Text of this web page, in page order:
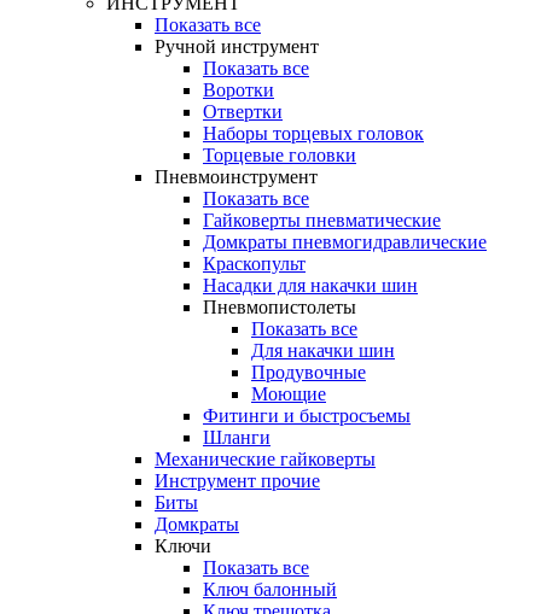
Показать все
Ручной инструмент
Показать все
Воротки
Отвертки
Наборы торцевых головок
Торцевые головки
Пневмоинструмент
Показать все
Гайковерты пневматические
Домкраты пневмогидравлические
Краскопульт
Насадки для накачки шин
Пневмопистолеты
Показать все
Для накачки шин
Продувочные
Моющие
Фитинги и быстросъемы
Шланги
Механические гайковерты
Инструмент прочиe
Биты
Домкраты
Ключи
Показать все
Ключ балонный